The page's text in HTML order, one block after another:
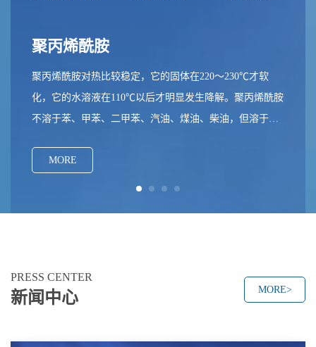
聚丙烯酰胺
聚丙烯酰胺对热比较稳定，它的固体在220～230℃才软
化，它的水溶液在110℃以后才明显发生降解。聚丙烯酰胺
不溶于苯、甲苯、二甲苯、汽油、煤油、柴油，但溶于
强酸性(pHChemicalbook≤2.5)下产生亚胺化反应，减少它在
MORE
PRESS CENTER
新闻中心 MORE>